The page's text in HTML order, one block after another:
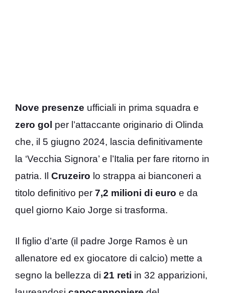
Nove presenze ufficiali in prima squadra e
zero gol per l’attaccante originario di Olinda
che, il 5 giugno 2024, lascia definitivamente
la ‘Vecchia Signora’ e l’Italia per fare ritorno in
patria. Il Cruzeiro lo strappa ai bianconeri a
titolo definitivo per 7,2 milioni di euro e da
quel giorno Kaio Jorge si trasforma.
Il figlio d’arte (il padre Jorge Ramos è un
allenatore ed ex giocatore di calcio) mette a
segno la bellezza di 21 reti in 32 apparizioni,